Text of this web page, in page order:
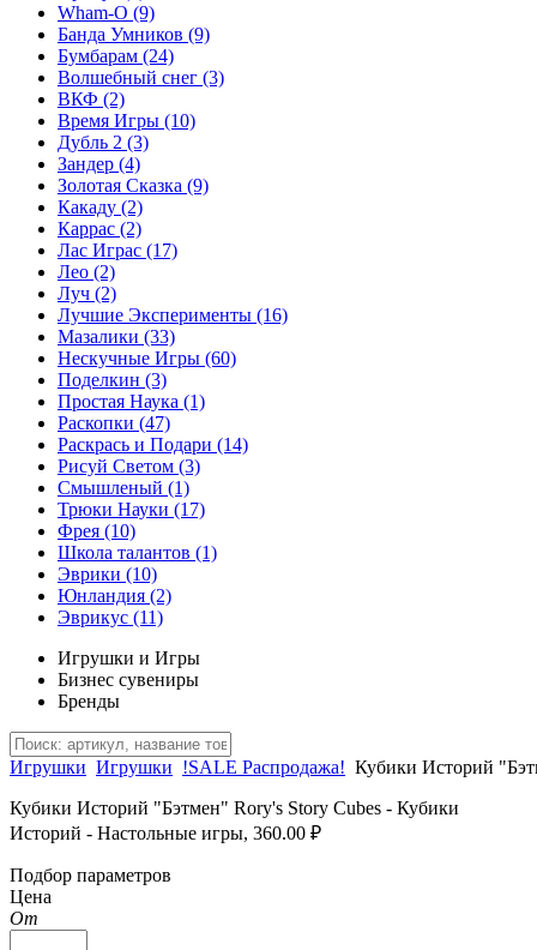
Wham-O (9)
Банда Умников (9)
Бумбарам (24)
Волшебный снег (3)
ВКФ (2)
Время Игры (10)
Дубль 2 (3)
Зандер (4)
Золотая Сказка (9)
Какаду (2)
Каррас (2)
Лас Играс (17)
Лео (2)
Луч (2)
Лучшие Эксперименты (16)
Мазалики (33)
Нескучные Игры (60)
Поделкин (3)
Простая Наука (1)
Раскопки (47)
Раскрась и Подари (14)
Рисуй Светом (3)
Смышленый (1)
Трюки Науки (17)
Фрея (10)
Школа талантов (1)
Эврики (10)
Юнландия (2)
Эврикус (11)
Игрушки и Игры
Бизнес сувениры
Бренды
Игрушки Игрушки !SALE Распродажа! Кубики Историй
Кубики Историй "Бэтмен" Rory's Story Cubes - Кубики
Историй - Настольные игры, 360.00 ₽
Подбор параметров
Цена
От